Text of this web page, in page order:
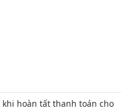
khi hoàn tất thanh toán cho